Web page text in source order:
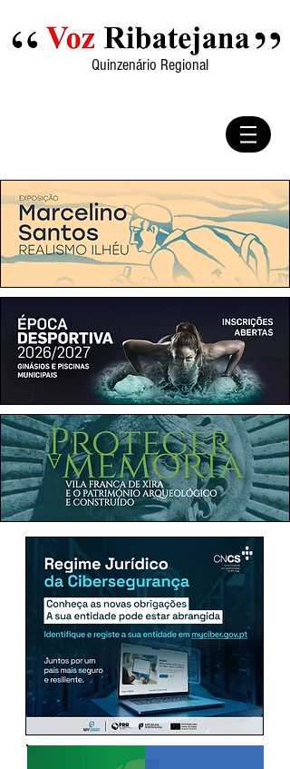
Quinzenário Regional